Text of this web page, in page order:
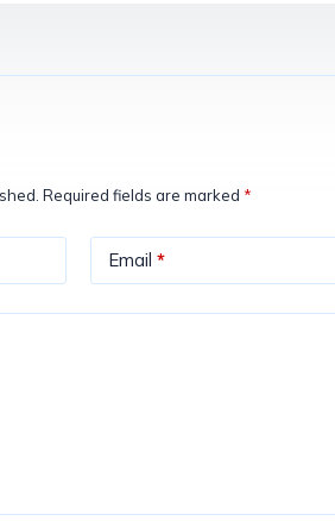
Required fields are marked *
Email *